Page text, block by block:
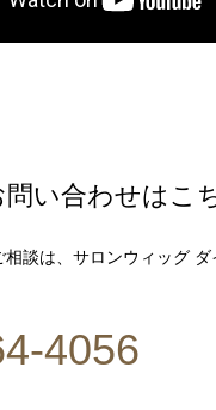
問い合わせはこ
相談は、サロンウィッグ ダ
4056